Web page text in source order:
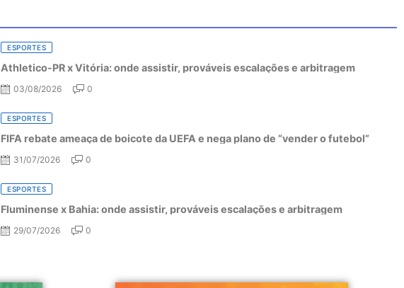
ESPORTES
Athletico-PR x Vitória: onde assistir, prováveis escalações e arbitragem
03/08/2026 0
ESPORTES
FIFA rebate ameaça de boicote da UEFA e nega plano de “vender o futebol”
31/07/2026 0
ESPORTES
Fluminense x Bahia: onde assistir, prováveis escalações e arbitragem
29/07/2026 0